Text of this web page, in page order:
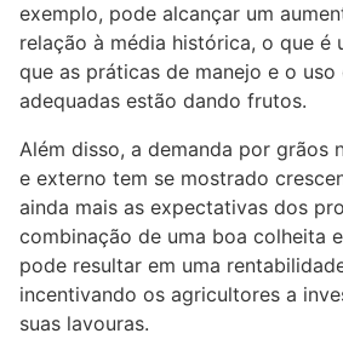
exemplo, pode alcançar um
relação à média histórica, o que é
que as práticas de manejo e o
adequadas estão dando frutos.
Além disso, a demanda por grãos
e externo tem se mostrado
ainda mais as expectativas dos
combinação de uma boa colheita
pode resultar em uma
incentivando os agricultores a
suas lavouras.